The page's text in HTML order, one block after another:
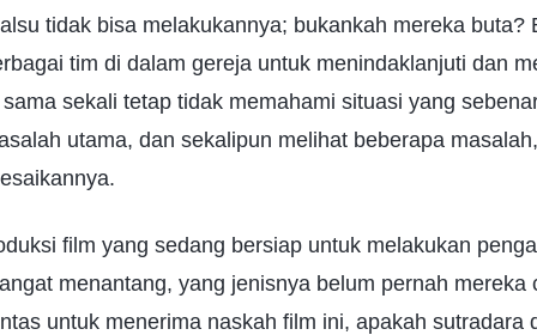
tidak bisa melakukannya; bukankah mereka buta?
tim di dalam gereja untuk menindaklanjuti dan
sekali tetap tidak memahami situasi yang
utama, dan sekalipun melihat beberapa
film yang sedang bersiap untuk melakukan
menantang, yang jenisnya belum pernah mereka
untuk menerima naskah film ini, apakah sutradara